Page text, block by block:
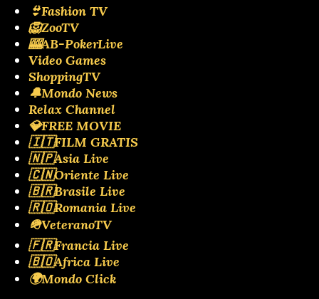
👙Fashion TV
🦁ZooTV
🎰AB-PokerLive
Video Games
ShoppingTV
🔔Mondo News
Relax Channel
💎FREE MOVIE
🇮🇹FILM GRATIS
🇳🇵Asia Live
🇨🇳Oriente Live
🇧🇷Brasile Live
🇷🇴Romania Live
🪖VeteranoTV
🇫🇷Francia Live
🇧🇴Africa Live
🌍Mondo Click